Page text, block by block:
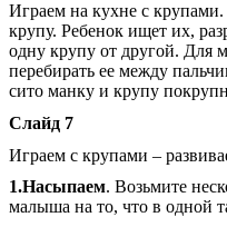
Играем на кухне с крупами.
крупу. Ребенок ищет их,
одну крупу от другой. Для
перебирать ее между
сито манку и крупу
Слайд 7
Играем с крупами –
1.Насыпаем. Возьмите
малыша на то, что в одной